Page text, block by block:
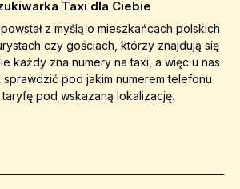
Taxi dla Ciebie
z myślą o mieszkańcach polskich
czy gościach, którzy znajdują się
każdy zna numery na taxi, a więc u nas
pod jakim numerem telefonu
taryfę pod wskazaną lokalizację.